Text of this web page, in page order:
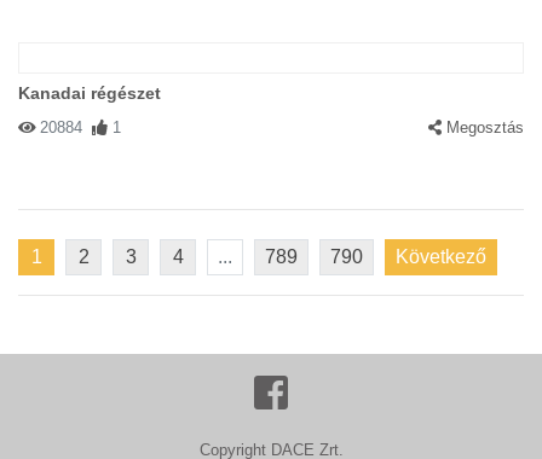
Kanadai régészet
20884 1 Megosztás
1 2 3 4 ... 789 790 Következő
Copyright DACE Zrt.